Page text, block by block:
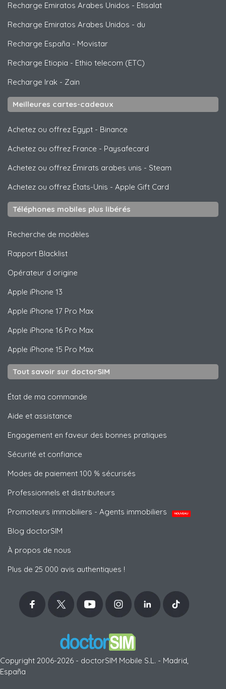
Recharge Emiratos Arabes Unidos - Etisalat
Recharge Emiratos Arabes Unidos - du
Recharge España - Movistar
Recharge Etiopia - Ethio telecom (ETC)
Recharge Irak - Zain
Meilleures cartes-cadeaux
Achetez ou offrez Egypt - Binance
Achetez ou offrez France - Paysafecard
Achetez ou offrez Émirats arabes unis - Steam
Achetez ou offrez États-Unis - Apple Gift Card
Téléphones mobiles plus libérés
Recherche de modèles
Rapport Blacklist
Opérateur d origine
Apple iPhone 13
Apple iPhone 17 Pro Max
Apple iPhone 16 Pro Max
Apple iPhone 15 Pro Max
Tout savoir sur doctorSIM
État de ma commande
Aide et assistance
Engagement en faveur des bonnes pratiques
Sécurité et confiance
Modes de paiement 100 % sécurisés
Professionnels et distributeurs
Promoteurs immobiliers - Agents immobiliers
NOUVEAU
Blog doctorSIM
À propos de nous
Plus de 25 000 avis authentiques !
Copyright 2006-2026 - doctorSIM Mobile S.L. - Madrid,
España